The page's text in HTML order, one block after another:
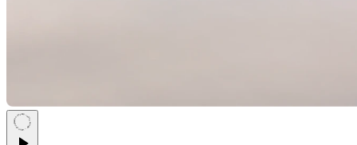
UPTOO EN VIDÉO • UPTOO EN VIDÉO • UPTOO EN VIDÉO • UPTOO EN VIDÉO •